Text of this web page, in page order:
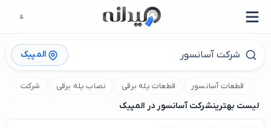
المپیک
قطعات آسانسور قطعات پله برقی نصاب پله برقی شرکت پله
لیست بهترینشرکت آسانسور در المپیک